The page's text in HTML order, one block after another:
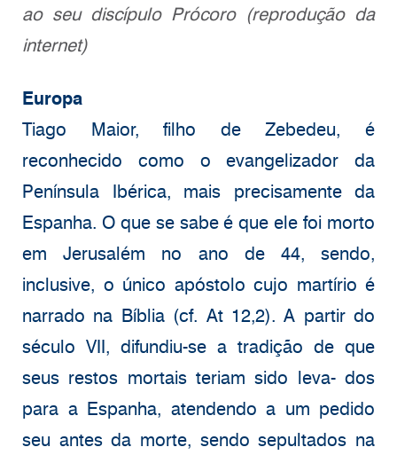
ao seu discípulo Prócoro (reprodução da
internet)
Europa
Tiago Maior, filho de Zebedeu, é
reconhecido como o evangelizador da
Península Ibérica, mais precisamente da
Espanha. O que se sabe é que ele foi morto
em Jerusalém no ano de 44, sendo,
inclusive, o único apóstolo cujo martírio é
narrado na Bíblia (cf. At 12,2). A partir do
século VII, difundiu-se a tradição de que
seus restos mortais teriam sido leva- dos
para a Espanha, atendendo a um pedido
seu antes da morte, sendo sepultados na